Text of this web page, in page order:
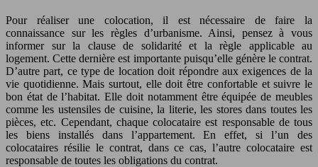
Pour réaliser une colocation, il est nécessaire de faire la
connaissance sur les règles d’urbanisme. Ainsi, pensez à vous
informer sur la clause de solidarité et la règle applicable au
logement. Cette dernière est importante puisqu’elle génère le contrat.
D’autre part, ce type de location doit répondre aux exigences de la
vie quotidienne. Mais surtout, elle doit être confortable et suivre le
bon état de l’habitat. Elle doit notamment être équipée de meubles
comme les ustensiles de cuisine, la literie, les stores dans toutes les
pièces, etc. Cependant, chaque colocataire est responsable de tous
les biens installés dans l’appartement. En effet, si l’un des
colocataires résilie le contrat, dans ce cas, l’autre colocataire est
responsable de toutes les obligations du contrat.